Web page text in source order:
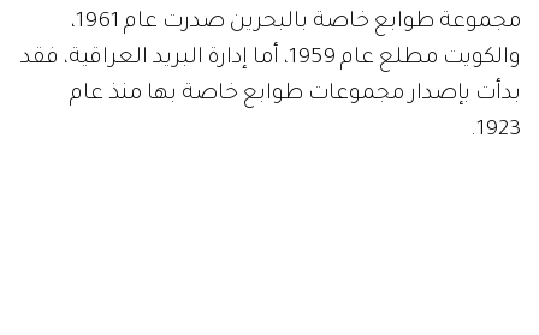
مجموعة طوابع خاصة بالبحرين صدرت عام 1961،
والكويت مطلع عام 1959، أما إدارة البريد العراقية، فقد
بدأت بإصدار مجموعات طوابع خاصة بها منذ عام
1923.